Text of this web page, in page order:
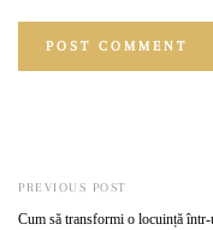
PREVIOUS POST
Cum să transformi o locuință